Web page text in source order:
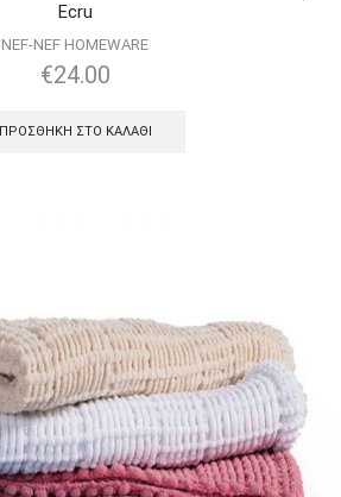
Ecru
NEF-NEF HOMEWARE
€24.00
ΠΡΟΣΘΉΚΗ ΣΤΟ ΚΑΛΆΘΙ